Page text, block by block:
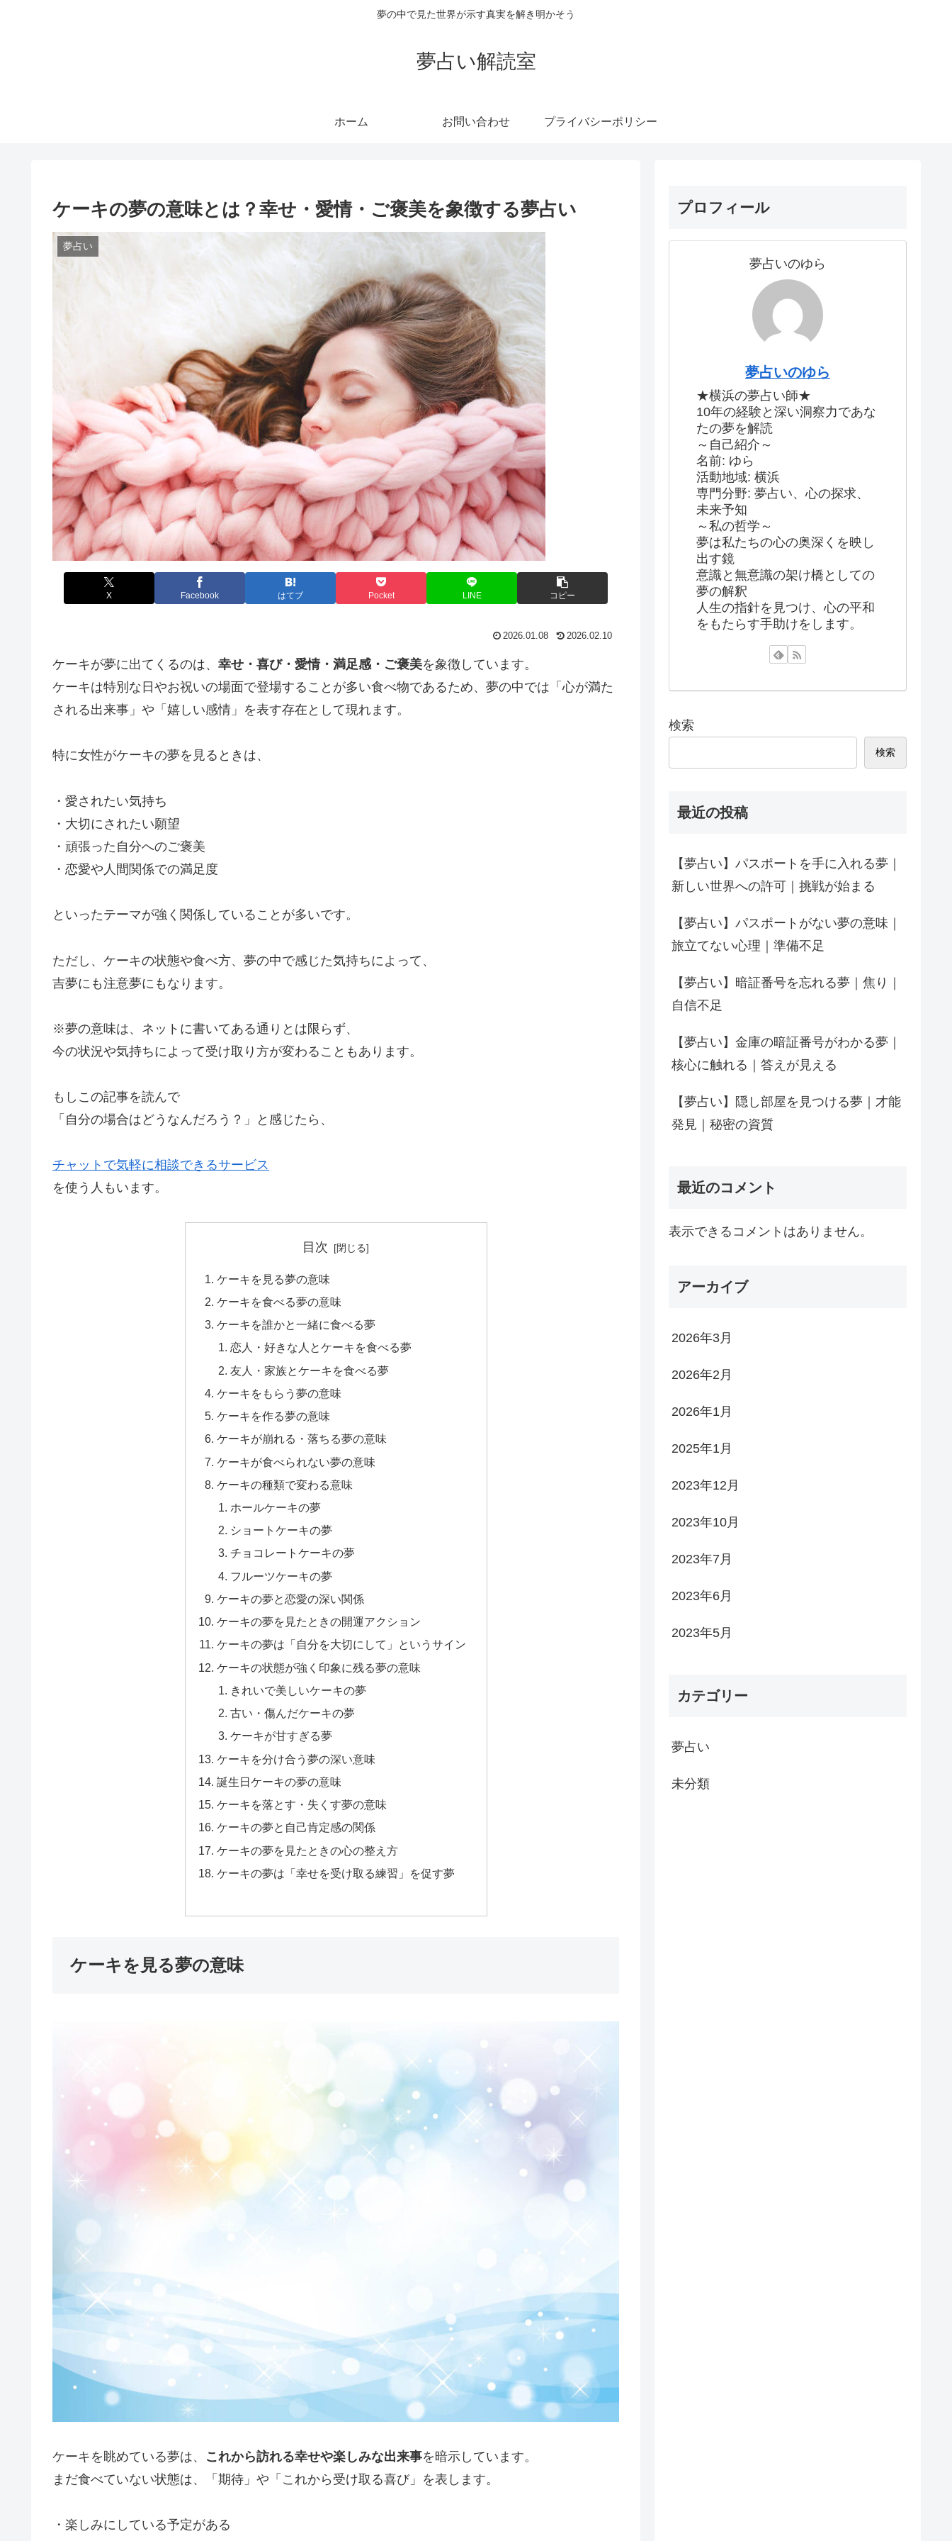
夢の中で見た世界が示す真実を解き明かそう
夢占い解読室
ホーム お問い合わせ プライバシーポリシー
ケーキの夢の意味とは？幸せ・愛情・ご褒美を象徴する夢占い
夢占い
X Facebook はてブ Pocket LINE コピー
2026.01.08 2026.02.10
ケーキが夢に出てくるのは、 幸せ・喜び・愛情・満足感・ご褒美を象徴しています。
ケーキは特別な日やお祝いの場面で登場することが多い食べ物であるため、夢の中では「心が満た
される出来事」や「嬉しい感情」を表す存在として現れます。
特に女性がケーキの夢を見るときは、
・愛されたい気持ち
・大切にされたい願望
・頑張った自分へのご褒美
・恋愛や人間関係での満足度
といったテーマが強く関係していることが多いです。
ただし、ケーキの状態や食べ方、夢の中で感じた気持ちによって、
吉夢にも注意夢にもなります。
※夢の意味は、ネットに書いてある通りとは限らず、
今の状況や気持ちによって受け取り方が変わることもあります。
もしこの記事を読んで
「自分の場合はどうなんだろう？」と感じたら、
チャットで気軽に相談できるサービス
を使う人もいます。
目次
ケーキを見る夢の意味
ケーキを食べる夢の意味
ケーキを誰かと一緒に食べる夢
恋人・好きな人とケーキを食べる夢
友人・家族とケーキを食べる夢
ケーキをもらう夢の意味
ケーキを作る夢の意味
ケーキが崩れる・落ちる夢の意味
ケーキが食べられない夢の意味
ケーキの種類で変わる意味
ホールケーキの夢
ショートケーキの夢
チョコレートケーキの夢
フルーツケーキの夢
ケーキの夢と恋愛の深い関係
ケーキの夢を見たときの開運アクション
ケーキの夢は「自分を大切にして」というサイン
ケーキの状態が強く印象に残る夢の意味
きれいで美しいケーキの夢
古い・傷んだケーキの夢
ケーキが甘すぎる夢
ケーキを分け合う夢の深い意味
誕生日ケーキの夢の意味
ケーキを落とす・失くす夢の意味
ケーキの夢と自己肯定感の関係
ケーキの夢を見たときの心の整え方
ケーキの夢は「幸せを受け取る練習」を促す夢
ケーキを見る夢の意味
ケーキを眺めている夢は、 これから訪れる幸せや楽しみな出来事を暗示しています。
まだ食べていない状態は、「期待」や「これから受け取る喜び」を表します。
・楽しみにしている予定がある
プロフィール
夢占いのゆら
夢占いのゆら
★横浜の夢占い師★
10年の経験と深い洞察力であな
たの夢を解読
～自己紹介～
名前: ゆら
活動地域: 横浜
専門分野: 夢占い、心の探求、
未来予知
～私の哲学～
夢は私たちの心の奥深くを映し
出す鏡
意識と無意識の架け橋としての
夢の解釈
人生の指針を見つけ、心の平和
をもたらす手助けをします。
検索
検索
最近の投稿
【夢占い】パスポートを手に入れる夢｜
新しい世界への許可｜挑戦が始まる
【夢占い】パスポートがない夢の意味｜
旅立てない心理｜準備不足
【夢占い】暗証番号を忘れる夢｜焦り｜
自信不足
【夢占い】金庫の暗証番号がわかる夢｜
核心に触れる｜答えが見える
【夢占い】隠し部屋を見つける夢｜才能
発見｜秘密の資質
最近のコメント
表示できるコメントはありません。
アーカイブ
2026年3月
2026年2月
2026年1月
2025年1月
2023年12月
2023年10月
2023年7月
2023年6月
2023年5月
カテゴリー
夢占い
未分類